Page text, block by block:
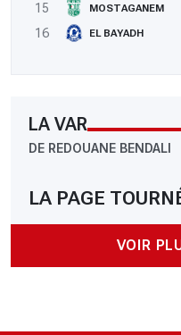
15
MOSTAGANEM
16
EL BAYADH
LA VAR
DE REDOUANE BENDALI
LA PAGE
VOIR